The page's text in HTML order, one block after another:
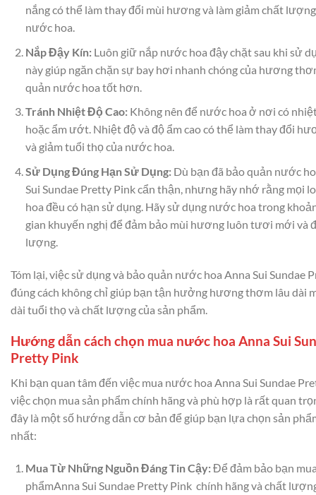
nắng có thể làm thay đổi mùi hương và làm giảm chất
nước hoa.
Nắp Đậy Kín:Luôn giữ nắp nước hoa đậy chặt sau khi sử
này giúp ngăn chặn sự bay hơi nhanh chóng của hương
quản nước hoa tốt hơn.
Tránh Nhiệt Độ Cao:Không nên để nước hoa ở nơi có
hoặc ẩm ướt. Nhiệt độ và độ ẩm cao có thể làm thay đổi
và giảm tuổi thọ của nước hoa.
Sử Dụng Đúng Hạn Sử Dụng:Dù bạn đã bảo quản nước
Sui Sundae Pretty Pink cẩn thận, nhưng hãy nhớ rằng mọi
hoa đều có hạn sử dụng. Hãy sử dụng nước hoa trong
gian khuyến nghị để đảm bảo mùi hương luôn tươi mới và
lượng.
Tóm lại, việc sử dụng và bảo quản nước hoa Anna Sui Sundae
đúng cách không chỉ giúp bạn tận hưởng hương thơm lâu dài
dài tuổi thọ và chất lượng của sản phẩm.
Hướng dẫn cách chọn mua nước hoa Anna Sui
Pretty Pink
Khi bạn quan tâm đến việc mua nước hoa Anna Sui Sundae
việc chọn mua sản phẩm chính hãng và phù hợp là rất quan
đây là một số hướng dẫn cơ bản để giúp bạn lựa chọn sản
nhất:
Mua Từ Những Nguồn Đáng Tin Cậy:Để đảm bảo bạn
phẩmAnna Sui Sundae Pretty Pink chính hãng và chất